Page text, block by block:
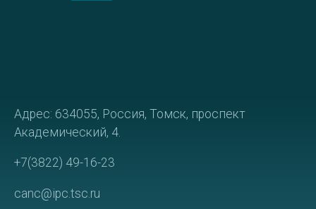
Адрес: 634055, Россия, Томск, проспект
Академический, 4.
+7(3822) 49-16-23
canc@ipc.tsc.ru